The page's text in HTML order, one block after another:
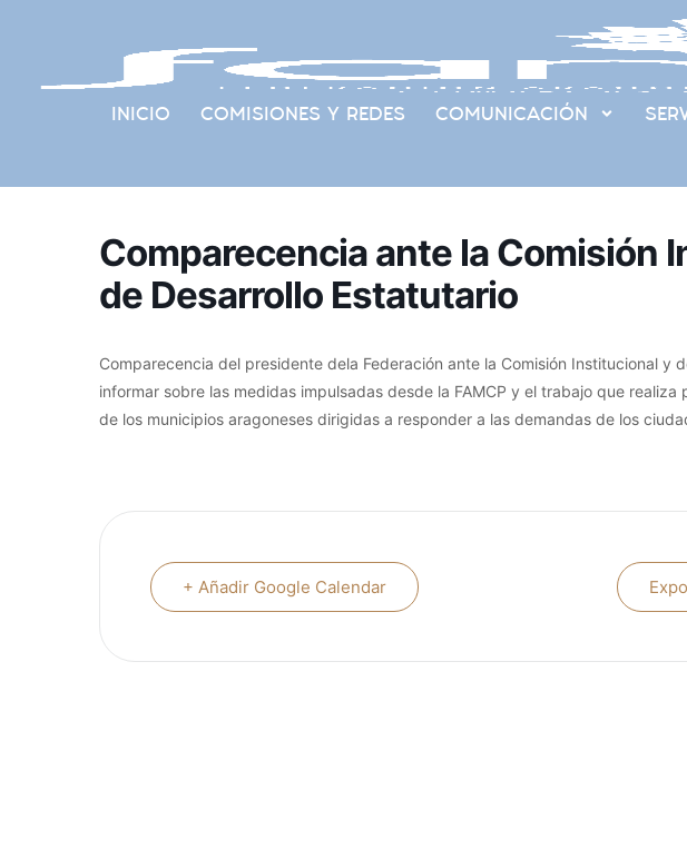
INICIO COMISIONES Y REDES COMUNICACIÓN
Comparecencia ante la Comisión
de Desarrollo Estatutario
Comparecencia del presidente dela Federación ante la Comisión Institucional y
informar sobre las medidas impulsadas desde la FAMCP y el trabajo que
de los municipios aragoneses dirigidas a responder a las demandas de los
+ Añadir Google Calendar